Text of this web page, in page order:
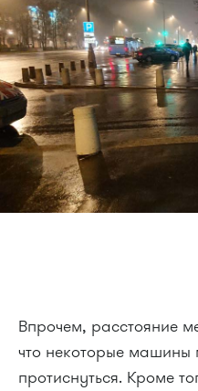
Впрочем, расстояние
что некоторые машины
протиснуться. Кроме